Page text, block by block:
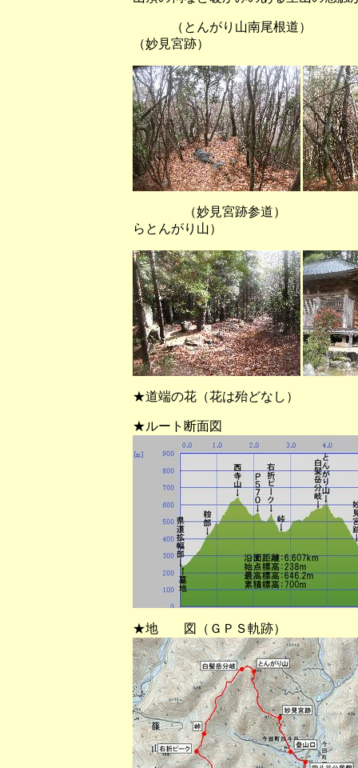
（とんがり山南尾根
（妙見宮跡）
（妙見宮跡参道） （四斗
らとんがり山）
★道端の花（花は殆どなし）
★ルート断面図
★地 図（ＧＰＳ軌跡）